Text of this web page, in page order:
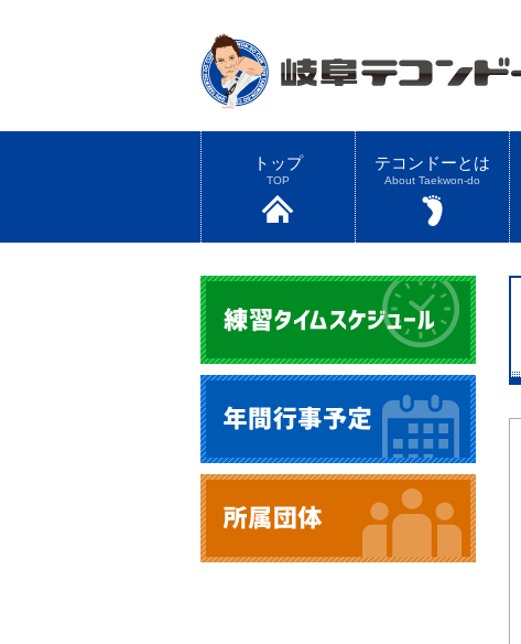
トップ
TOP
テコンドーとは
About Taekwon-do